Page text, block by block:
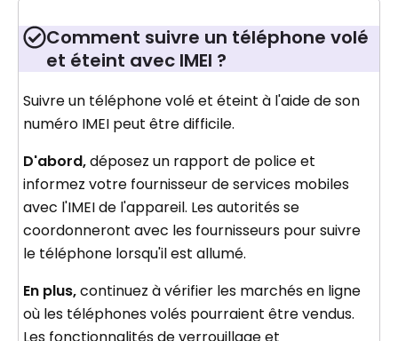
Comment suivre un téléphone volé
et éteint avec IMEI ?
Suivre un téléphone volé et éteint à l'aide de son
numéro IMEI peut être difficile.
D'abord,déposez un rapport de police et
informez votre fournisseur de services mobiles
avec l'IMEI de l'appareil. Les autorités se
coordonneront avec les fournisseurs pour suivre
le téléphone lorsqu'il est allumé.
En plus,continuez à vérifier les marchés en ligne
où les téléphones volés pourraient être vendus.